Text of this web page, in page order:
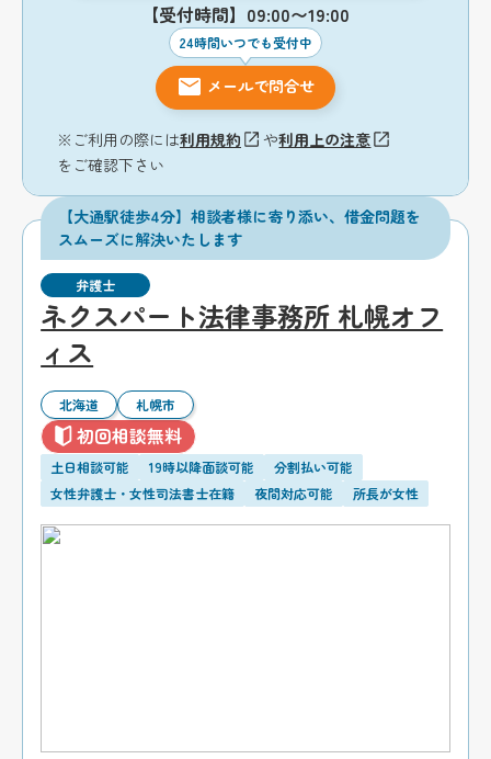
【受付時間】09:00〜19:00
24時間いつでも受付中
メールで問合せ
※ご利用の際には利用規約 や利用上の注意
をご確認下さい
【大通駅徒歩4分】相談者様に寄り添い、借金問題を
スムーズに解決いたします
弁護士
ネクスパート法律事務所 札幌オフ
ィス
北海道 札幌市
初回相談無料
土日相談可能 19時以降面談可能
分割払い可能
女性弁護士・女性司法書士在籍
夜間対応可能 所長が女性